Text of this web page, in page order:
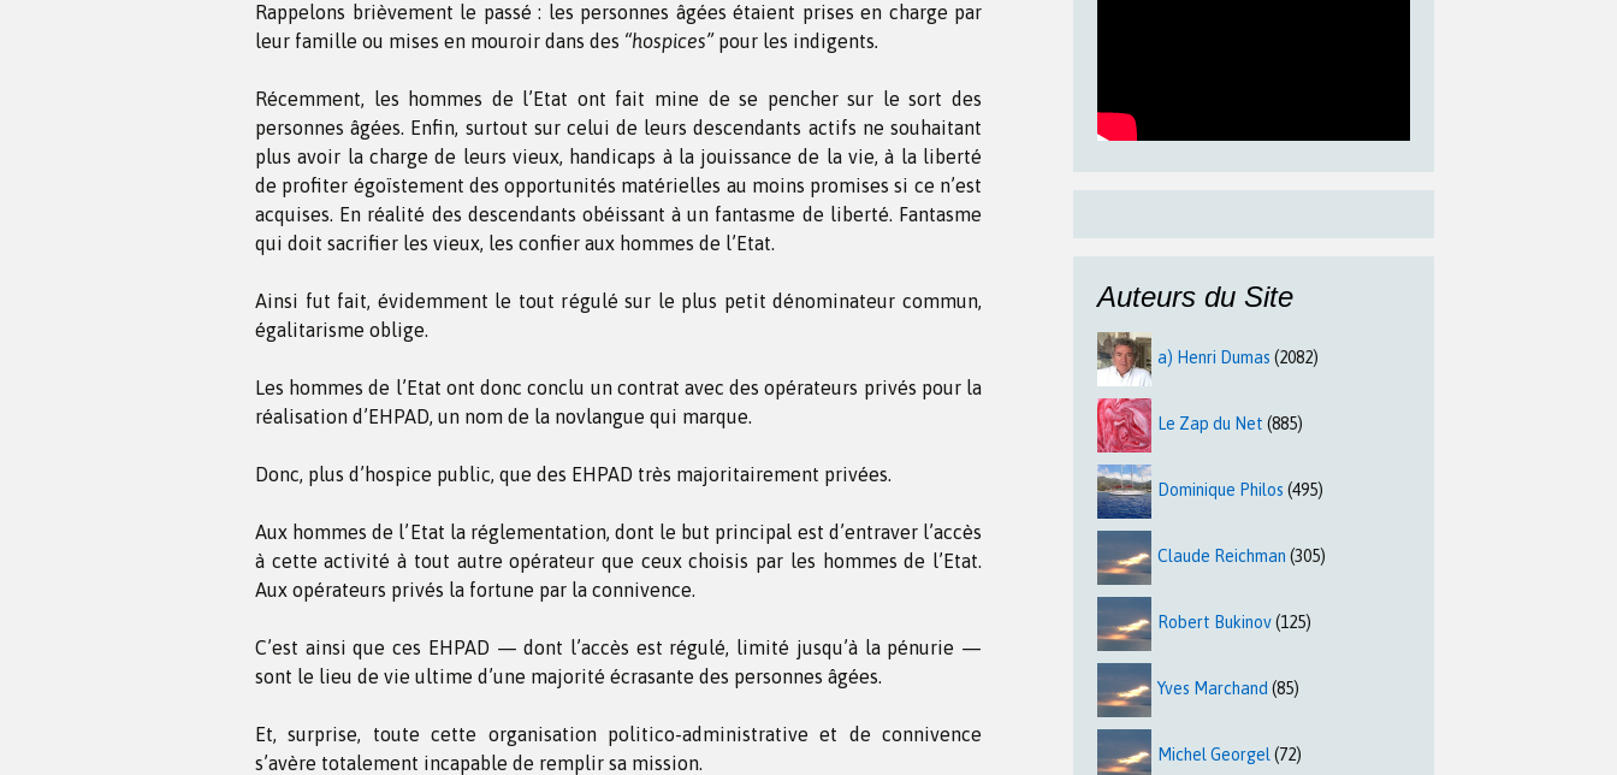
Rappelons brièvement le passé : les personnes âgées étaient prises en charge par
leur famille ou mises en mouroir dans des “hospices”pour les indigents.
Récemment, les hommes de l’Etat ont fait mine de se pencher sur le sort des
personnes âgées. Enfin, surtout sur celui de leurs descendants actifs ne souhaitant
plus avoir la charge de leurs vieux, handicaps à la jouissance de la vie, à la liberté
de profiter égoïstement des opportunités matérielles au moins promises si ce n’est
acquises. En réalité des descendants obéissant à un fantasme de liberté. Fantasme
qui doit sacrifier les vieux, les confier aux hommes de l’Etat.
Ainsi fut fait, évidemment le tout régulé sur le plus petit dénominateur commun,
égalitarisme oblige.
Les hommes de l’Etat ont donc conclu un contrat avec des opérateurs privés pour la
réalisation d’EHPAD, un nom de la novlangue qui marque.
Donc, plus d’hospice public, que des EHPAD très majoritairement privées.
Aux hommes de l’Etat la réglementation, dont le but principal est d’entraver l’accès
à cette activité à tout autre opérateur que ceux choisis par les hommes de l’Etat.
Aux opérateurs privés la fortune par la connivence.
C’est ainsi que ces EHPAD — dont l’accès est régulé, limité jusqu’à la pénurie —
sont le lieu de vie ultime d’une majorité écrasante des personnes âgées.
Et, surprise, toute cette organisation politico-administrative et de connivence
s’avère totalement incapable de remplir sa mission.
Auteurs du Site
a) Henri Dumas (2082)
Le Zap du Net (885)
Dominique Philos (495)
Claude Reichman (305)
Robert Bukinov(125)
Yves Marchand (85)
Michel Georgel (72)